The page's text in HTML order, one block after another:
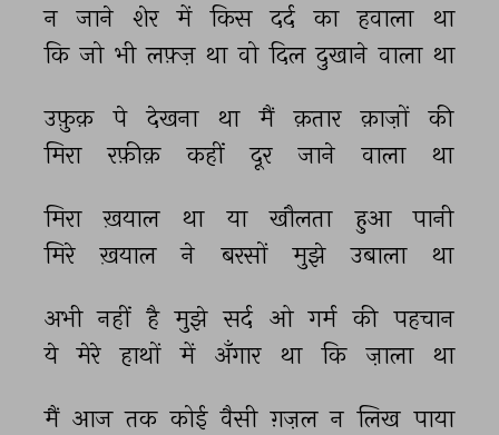
न जाने शेर में किस दर्द का हवाला
था
कि जो भी लफ़्ज़ था वो दिल दुखाने वाला था
उफ़ुक़ पे देखना था मैं क़तार क़ाज़ों
की
मिरा
रफ़ीक़ कहीं दूर जाने वाला था
मिरा ख़याल था या खौलता हुआ
पानी
मिरे
ख़याल ने बरसों मुझे उबाला था
अभी नहीं है मुझे सर्द ओ गर्म की पहचान
ये मेरे हाथों में अँगार था कि ज़ाला था
मैं आज तक कोई वैसी ग़ज़ल न लिख पाया